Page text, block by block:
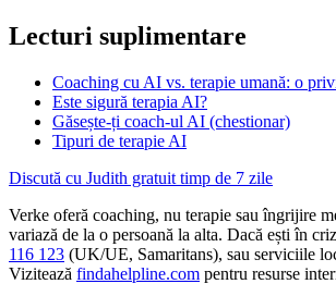
Lecturi suplimentare
Coaching cu AI vs. terapie umană: o
Este sigură terapia AI?
Găsește-ți coach-ul AI (chestionar)
Tipuri de terapie AI
Discută cu Judith gratuit timp de 7 zile
Verke oferă coaching, nu terapie sau îngrijire
variază de la o persoană la alta. Dacă ești în
116 123 (UK/UE, Samaritans), sau serviciile
Vizitează findahelpline.com pentru resurse